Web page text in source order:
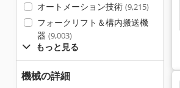
オートメーション技術 (9,215)
フォークリフト＆構内搬送機
器 (9,003)
もっと見る
機械の詳細